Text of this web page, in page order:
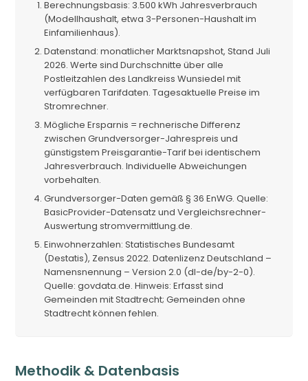
Berechnungsbasis: 3.500 kWh Jahresverbrauch
(Modellhaushalt, etwa 3-Personen-Haushalt im
Einfamilienhaus).
Datenstand: monatlicher Marktsnapshot, Stand Juli
2026. Werte sind Durchschnitte über alle
Postleitzahlen des Landkreiss Wunsiedel mit
verfügbaren Tarifdaten. Tagesaktuelle Preise im
Stromrechner.
Mögliche Ersparnis = rechnerische Differenz
zwischen Grundversorger-Jahrespreis und
günstigstem Preisgarantie-Tarif bei identischem
Jahresverbrauch. Individuelle Abweichungen
vorbehalten.
Grundversorger-Daten gemäß § 36 EnWG. Quelle:
BasicProvider-Datensatz und Vergleichsrechner-
Auswertung stromvermittlung.de.
Einwohnerzahlen: Statistisches Bundesamt
(Destatis), Zensus 2022. Datenlizenz Deutschland –
Namensnennung – Version 2.0 (dl-de/by-2-0).
Quelle: govdata.de. Hinweis: Erfasst sind
Gemeinden mit Stadtrecht; Gemeinden ohne
Stadtrecht können fehlen.
Methodik & Datenbasis